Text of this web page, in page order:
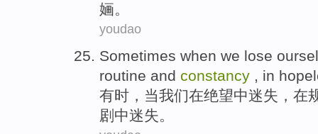
婳。
youdao
Sometimes when we lose
routine and constancy , in
有时 ， 当我们在绝望中迷失 ，在
剧 中迷失。